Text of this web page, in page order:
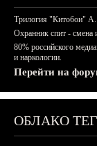
Трилогия "Китобои" А.
Охранник спит - смена
80% российского
и наркологии.
Перейти на
ОБЛАКО